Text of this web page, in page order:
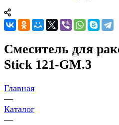
Смеситель для
Stick 121-GM.3
Главная
—
Каталог
—